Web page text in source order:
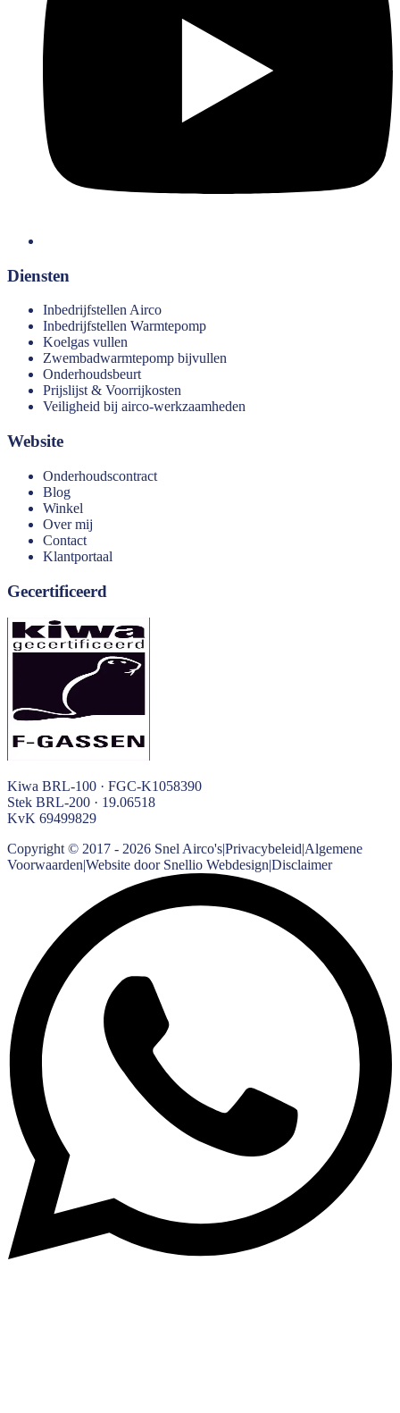
Diensten
Inbedrijfstellen Airco
Inbedrijfstellen Warmtepomp
Koelgas vullen
Zwembadwarmtepomp bijvullen
Onderhoudsbeurt
Prijslijst & Voorrijkosten
Veiligheid bij airco-werkzaamheden
Website
Onderhoudscontract
Blog
Winkel
Over mij
Contact
Klantportaal
Gecertificeerd
Kiwa BRL-100 · FGC-K1058390
Stek BRL-200 · 19.06518
KvK 69499829
Copyright © 2017 - 2026 Snel Airco's|Privacybeleid|Algemene
Voorwaarden|Website door Snellio Webdesign|Disclaimer